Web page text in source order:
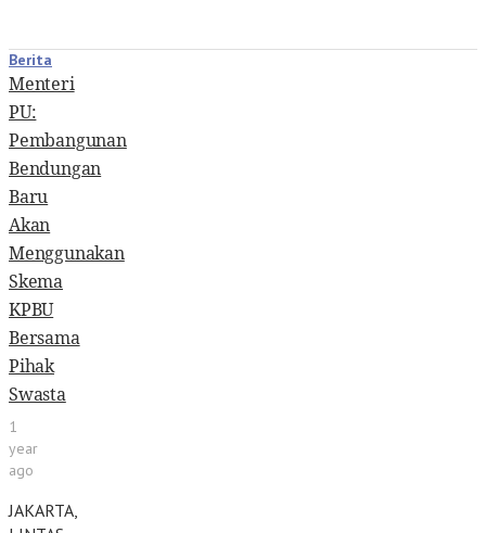
Berita
Menteri
PU:
Pembangunan
Bendungan
Baru
Akan
Menggunakan
Skema
KPBU
Bersama
Pihak
Swasta
1
year
ago
JAKARTA,